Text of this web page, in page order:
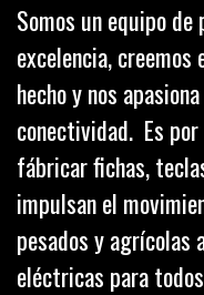
Somos un equipo
excelencia,
hecho y nos
conectividad. Es
fábricar fichas,
impulsan el
pesados y agrícolas
eléctricas para